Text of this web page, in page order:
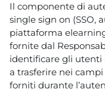
Il componente di
single sign on (SSO,
piattaforma
fornite dal
identificare gli utenti
a trasferire nei
forniti durante